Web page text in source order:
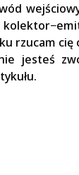
rzucam cię
jesteś